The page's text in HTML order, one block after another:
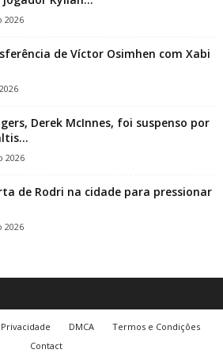
2026
de Víctor Osimhen com Xabi
Derek McInnes, foi suspenso por
2026
de Rodri na cidade para pressionar
2026
DMCA
Termos e Condições
Contact